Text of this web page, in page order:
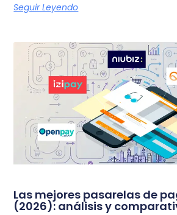
Seguir Leyendo
Las mejores pasarelas de
(2026): análisis y